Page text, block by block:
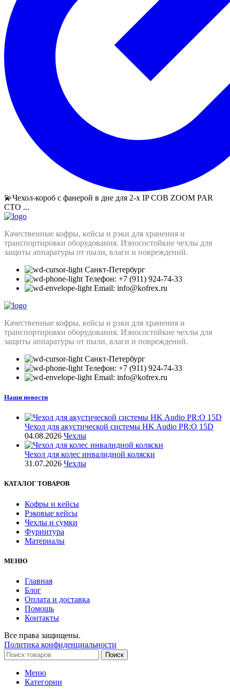
💫Чехол-короб с фанерой в дне для 2-х IP СОВ ZOOM PAR
СТО ...
Качественные кофры, кейсы и рэки для хранения и
транспортировки оборудования. Износостойкие чехлы для
защиты аппаратуры от пыли, влаги и повреждений.
Санкт-Петербург
Телефон: +7 (911) 924-74-33
Email: info@kofrex.ru
Качественные кофры, кейсы и рэки для хранения и
транспортировки оборудования. Износостойкие чехлы для
защиты аппаратуры от пыли, влаги и повреждений.
Санкт-Петербург
Телефон: +7 (911) 924-74-33
Email: info@kofrex.ru
Наши новости
Чехол для акустической системы HK Audio PR:O 15D
04.08.2026 Чехлы
Чехол для колес инвалидной коляски
31.07.2026 Чехлы
КАТАЛОГ ТОВАРОВ
Кофры и кейсы
Рэковые кейсы
Чехлы и сумки
Фурнитура
Материалы
МЕНЮ
Главная
Блог
Оплата и доставка
Помощь
Контакты
Все права защищены.
Политика конфиденциальности
Поиск
Меню
Категории